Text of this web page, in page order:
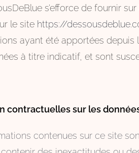
s’efforce de fournir
le site https://
ayant été apportées
à titre indicatif, et sont
contractuelles sur les
contenues sur ce site